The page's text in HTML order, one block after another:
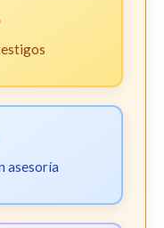
asesoría